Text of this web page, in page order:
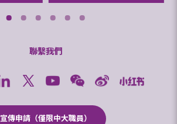
聯繫我們
宣傳申請（僅限中大職員）